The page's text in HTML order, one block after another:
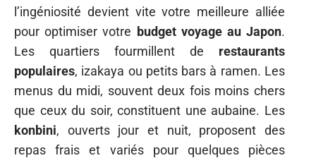
l’ingéniosité devient vite votre meilleure alliée
pour optimiser votre budget voyage au Japon.
Les quartiers fourmillent de restaurants
populaires, izakaya ou petits bars à ramen. Les
menus du midi, souvent deux fois moins chers
que ceux du soir, constituent une aubaine. Les
konbini, ouverts jour et nuit, proposent des
repas frais et variés pour quelques pièces